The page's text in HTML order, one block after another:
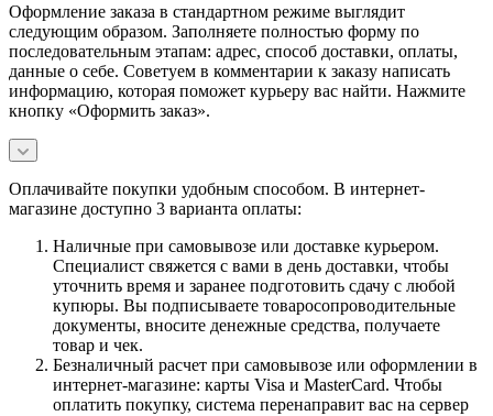
Оформление заказа в стандартном режиме выглядит
следующим образом. Заполняете полностью форму по
последовательным этапам: адрес, способ доставки, оплаты,
данные о себе. Советуем в комментарии к заказу написать
информацию, которая поможет курьеру вас найти. Нажмите
кнопку «Оформить заказ».
Оплачивайте покупки удобным способом. В интернет-
магазине доступно 3 варианта оплаты:
Наличные при самовывозе или доставке курьером.
Специалист свяжется с вами в день доставки, чтобы
уточнить время и заранее подготовить сдачу с любой
купюры. Вы подписываете товаросопроводительные
документы, вносите денежные средства, получаете
товар и чек.
Безналичный расчет при самовывозе или оформлении в
интернет-магазине: карты Visa и MasterCard. Чтобы
оплатить покупку, система перенаправит вас на сервер